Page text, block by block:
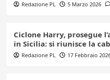
Redazione PL 5 Marzo 2026
Ciclone Harry, prosegue
in Sicilia: si riunisce la
Redazione PL 17 Febbraio